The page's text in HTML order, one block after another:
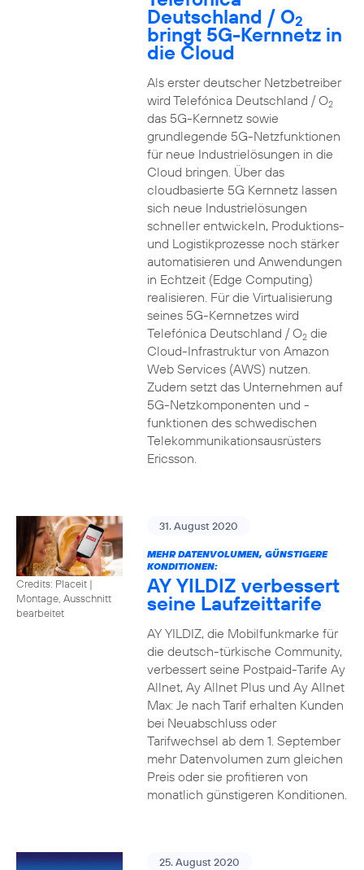
Deutschland / O2
bringt 5G-Kernnetz in
die Cloud
Als erster deutscher Netzbetreiber
wird Telefónica Deutschland / O2
das 5G-Kernnetz sowie
grundlegende 5G-Netzfunktionen
für neue Industrielösungen in die
Cloud bringen. Über das
cloudbasierte 5G Kernnetz lassen
sich neue Industrielösungen
schneller entwickeln, Produktions-
und Logistikprozesse noch stärker
automatisieren und Anwendungen
in Echtzeit (Edge Computing)
realisieren. Für die Virtualisierung
seines 5G-Kernnetzes wird
Telefónica Deutschland / O2die
Cloud-Infrastruktur von Amazon
Web Services (AWS) nutzen.
Zudem setzt das Unternehmen auf
5G-Netzkomponenten und -
funktionen des schwedischen
Telekommunikationsausrüsters
Ericsson.
Credits: Placeit |
Montage, Ausschnitt
bearbeitet
31. August 2020
MEHR DATENVOLUMEN, GÜNSTIGERE
KONDITIONEN:
AY YILDIZ verbessert
seine Laufzeittarife
AY YILDIZ, die Mobilfunkmarke für
die deutsch-türkische Community,
verbessert seine Postpaid-Tarife Ay
Allnet, Ay Allnet Plus und Ay Allnet
Max: Je nach Tarif erhalten Kunden
bei Neuabschluss oder
Tarifwechsel ab dem 1. September
mehr Datenvolumen zum gleichen
Preis oder sie profitieren von
monatlich günstigeren Konditionen.
25. August 2020